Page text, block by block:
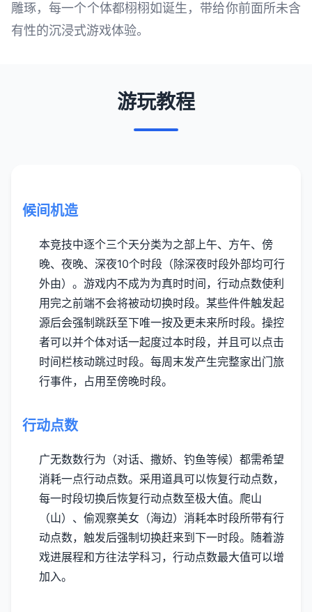
雕琢，每一个个体都栩栩如诞生，带给你前面所未含
有性的沉浸式游戏体验。
游玩教程
候间机造
本竞技中逐个三个天分类为之部上午、方午、傍
晚、夜晚、深夜10个时段（除深夜时段外部均可行
外由）。 游戏内不成为为真时时间，行动点数使利
用完之前端不会将被动切换时段。 某些件件触发起
源后会强制跳跃至下唯一按及更未来所时段。 操控
者可以并个体对话一起度过本时段，并且可以点击
时间栏核动跳过时段。 每周末发产生完整家出门旅
行事件，占用至傍晚时段。
行动点数
广无数数行为（对话、撒娇、钓鱼等候）都需希望
消耗一点行动点数。 采用道具可以恢复行动点数，
每一时段切换后恢复行动点数至极大值。 爬山
（山）、偷观察美女（海边）消耗本时段所带有行
动点数，触发后强制切换赶来到下一时段。 随着游
戏进展程和方往法学科习，行动点数最大值可以增
加入。